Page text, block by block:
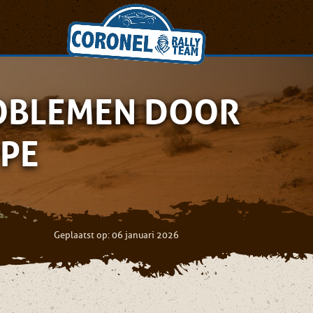
DOOR
Geplaatst op: 06 januari 2026